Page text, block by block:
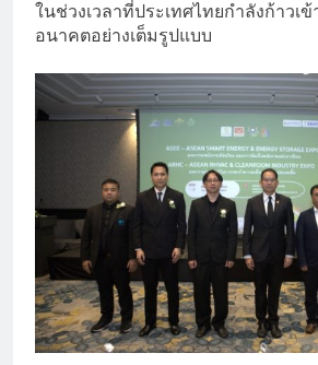
ในช่วงเวลาที่ประเทศไทยกำลังก้าวเ
อนาคตอย่างเต็มรูปแบบ